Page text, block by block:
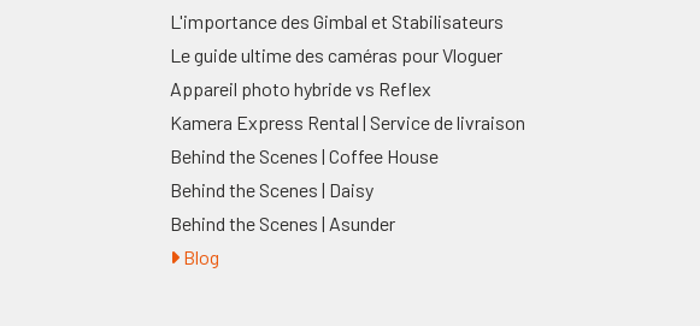
L'importance des Gimbal et Stabilisateurs
Le guide ultime des caméras pour Vloguer
Appareil photo hybride vs Reflex
Kamera Express Rental | Service de livraison
Behind the Scenes | Coffee House
Behind the Scenes | Daisy
Behind the Scenes | Asunder
Blog